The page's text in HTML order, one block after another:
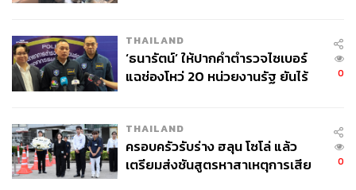
จ่ายหนี้-แอบระบุแบรนด์
THAILAND
‘ธนารัตน์’ ให้ปากคำตำรวจไซเบอร์
แฉช่องโหว่ 20 หน่วยงานรัฐ ยันไร้
0
THAILAND
ครอบครัวรับร่าง ฮลุน โซโล่ แล้ว
เตรียมส่งชันสูตรหาสาเหตุการเสีย
0